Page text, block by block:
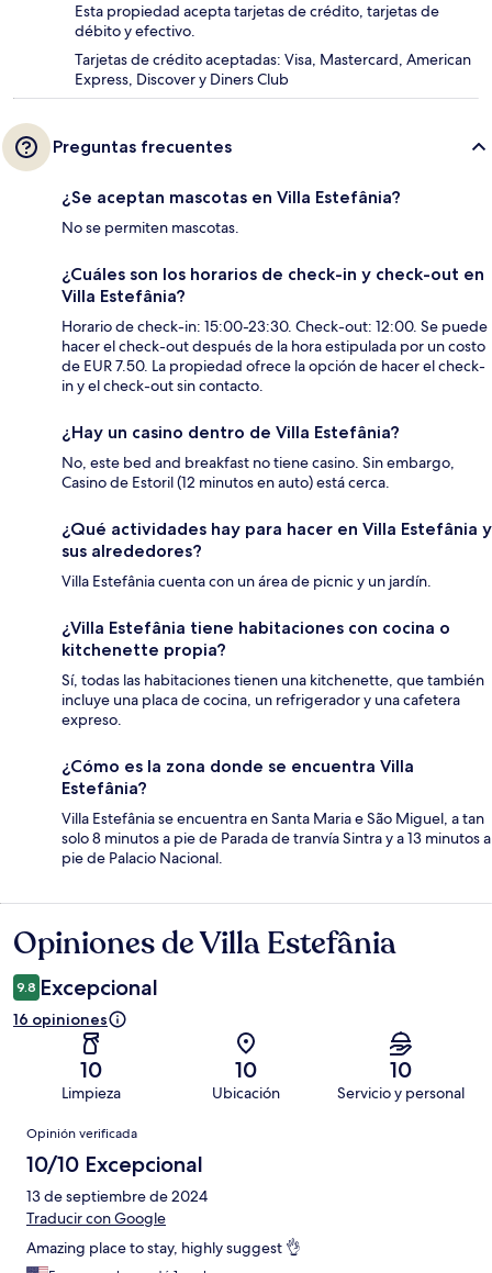
Esta propiedad acepta tarjetas de crédito, tarjetas de
débito y efectivo.
Tarjetas de crédito aceptadas: Visa, Mastercard, American
Express, Discover y Diners Club
Preguntas frecuentes
¿Se aceptan mascotas en Villa Estefânia?
No se permiten mascotas.
¿Cuáles son los horarios de check-in y check-out en
Villa Estefânia?
Horario de check-in: 15:00-23:30. Check-out: 12:00. Se puede
hacer el check-out después de la hora estipulada por un costo
de EUR 7.50. La propiedad ofrece la opción de hacer el check-
in y el check-out sin contacto.
¿Hay un casino dentro de Villa Estefânia?
No, este bed and breakfast no tiene casino. Sin embargo,
Casino de Estoril (12 minutos en auto) está cerca.
¿Qué actividades hay para hacer en Villa Estefânia y
sus alrededores?
Villa Estefânia cuenta con un área de picnic y un jardín.
¿Villa Estefânia tiene habitaciones con cocina o
kitchenette propia?
Sí, todas las habitaciones tienen una kitchenette, que también
incluye una placa de cocina, un refrigerador y una cafetera
expreso.
¿Cómo es la zona donde se encuentra Villa
Estefânia?
Villa Estefânia se encuentra en Santa Maria e São Miguel, a tan
solo 8 minutos a pie de Parada de tranvía Sintra y a 13 minutos a
pie de Palacio Nacional.
Opiniones
Opiniones de Villa Estefânia
9.8 Excepcional
16 opiniones
10
Limpieza
10
Ubicación
10
Servicio y personal
Opiniones
Opinión verificada
10/10 Excepcional
13 de septiembre de 2024
Traducir con Google
Amazing place to stay, highly suggest 👌